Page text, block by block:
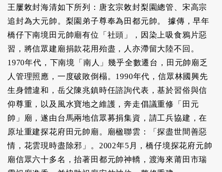
王屢敇封海清如下所列：唐玄宗敇封梨園總管、宋高宗
追封為大元帥。梨園弟子尊奉為田都元帥。 據傳，早年
橋仔下南境田元帥廟有位「社頭」，因染上吸食鴉片惡
習，將信眾建廟捐款花用殆盡，人亦滯留大陸不回。
1970年代，下南境「南人」幾乎全數遷台，田元帥廟乏
人管理照應，一度破敗倒榻。1990年代，信眾林國興先
生身體違和，岳父陳兆鎮時任諮詢代表，基於習俗與信
仰尊重，以及風水寶地之維護，奔走倡議重修「田元
帥」廟，遂由台馬兩地信眾募捐集資，請工兵協建，在
原址重建探花府田元帥廟。廟楹聯雲：「探盡世間善惡
情，花雲現時盡除邪」。2002年5月，橋仔境探花府元帥
廟信眾六十多名，抬著田都元帥神轎，渡海來莆田市瑞